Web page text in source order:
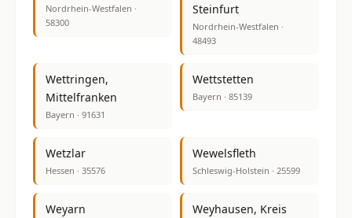
Nordrhein-Westfalen ·
58300
Steinfurt
Nordrhein-Westfalen ·
48493
Wettringen,
Mittelfranken
Bayern · 91631
Wettstetten
Bayern · 85139
Wetzlar
Hessen · 35576
Wewelsfleth
Schleswig-Holstein · 25599
Weyarn
Weyhausen, Kreis